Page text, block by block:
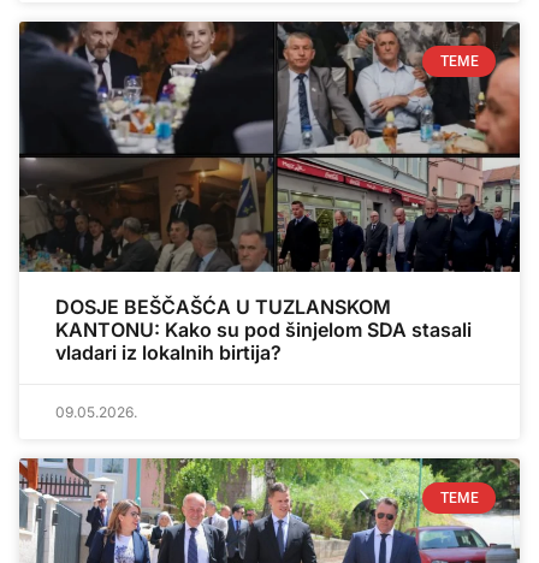
TEME
DOSJE BEŠČAŠĆA U TUZLANSKOM
KANTONU: Kako su pod šinjelom SDA stasali
vladari iz lokalnih birtija?
09.05.2026.
TEME